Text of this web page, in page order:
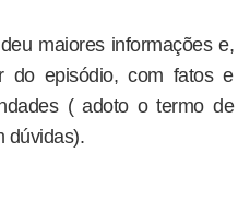
maiores informações e,
do episódio, com fatos e
( adoto o termo de
dúvidas).